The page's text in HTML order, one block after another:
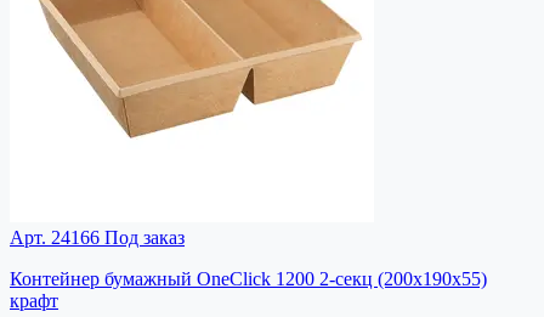
Арт. 24166 Под заказ
Контейнер бумажный OneClick 1200 2-секц (200х190х55)
крафт